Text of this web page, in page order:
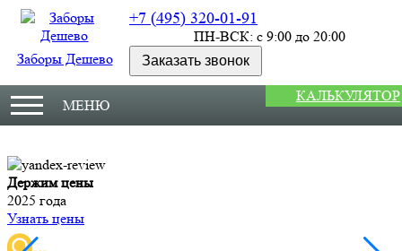
Заборы Дешево
+7 (495) 320-01-91
ПН-ВСК: с 9:00 до 20:00
Заказать звонок
МЕНЮ
КАЛЬКУЛЯТОР
Держим цены
2025 года
Узнать цены